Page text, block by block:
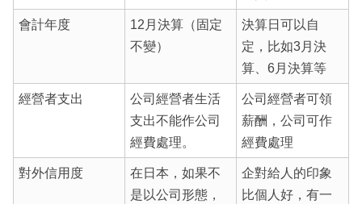
會計年度
12月決算（固定
不變）
決算日可以自
定，比如3月決
算、6月決算等
經營者支出
公司經營者生活
支出不能作公司
經費處理。
公司經營者可領
薪酬，公司可作
經費處理
對外信用度
在日本，如果不
是以公司形態，
企對給人的印象
比個人好，有一